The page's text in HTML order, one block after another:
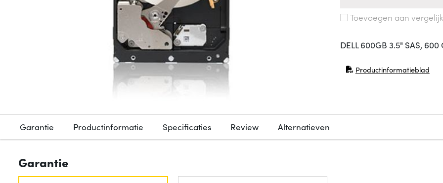
Toevoegen aan
DELL 600GB 3.5" SAS, 600
Productinformatieblad
(opent in nieuw venster)
Garantie Productinformatie Specificaties Review Alternatieven
Garantie